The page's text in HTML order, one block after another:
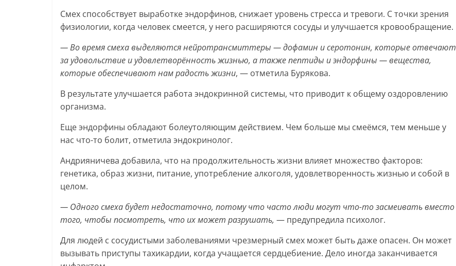
Смех способствует выработке эндорфинов, снижает уровень стресса и тревоги. С точки зрения
физиологии, когда человек смеется, у него расширяются сосуды и улучшается кровообращение.
— Во время смеха выделяются нейротрансмиттеры — дофамин и серотонин, которые отвечают
за удовольствие и удовлетворённость жизнью, а также пептиды и эндорфины — вещества,
которые обеспечивают нам радость жизни, — отметила Бурякова.
В результате улучшается работа эндокринной системы, что приводит к общему оздоровлению
организма.
Еще эндорфины обладают болеутоляющим действием. Чем больше мы смеёмся, тем меньше у
нас что-то болит, отметила эндокринолог.
Андрияничева добавила, что на продолжительность жизни влияет множество факторов:
генетика, образ жизни, питание, употребление алкоголя, удовлетворенность жизнью и собой в
целом.
— Одного смеха будет недостаточно, потому что часто люди могут что-то засмеивать вместо
того, чтобы посмотреть, что их может разрушать, — предупредила психолог.
Для людей с сосудистыми заболеваниями чрезмерный смех может быть даже опасен. Он может
вызывать приступы тахикардии, когда учащается сердцебиение. Дело иногда заканчивается